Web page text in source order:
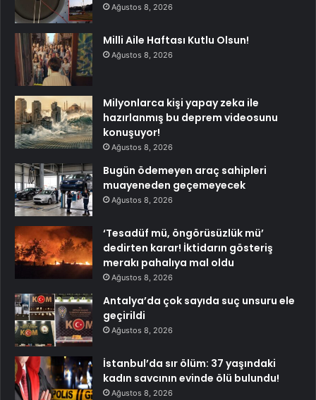
Ağustos 8, 2026
Milli Aile Haftası Kutlu Olsun!
Ağustos 8, 2026
Milyonlarca kişi yapay zeka ile
hazırlanmış bu deprem videosunu
konuşuyor!
Ağustos 8, 2026
Bugün ödemeyen araç sahipleri
muayeneden geçemeyecek
Ağustos 8, 2026
‘Tesadüf mü, öngörüsüzlük mü’
dedirten karar! İktidarın gösteriş
merakı pahalıya mal oldu
Ağustos 8, 2026
Antalya’da çok sayıda suç unsuru ele
geçirildi
Ağustos 8, 2026
İstanbul’da sır ölüm: 37 yaşındaki
kadın savcının evinde ölü bulundu!
Ağustos 8, 2026